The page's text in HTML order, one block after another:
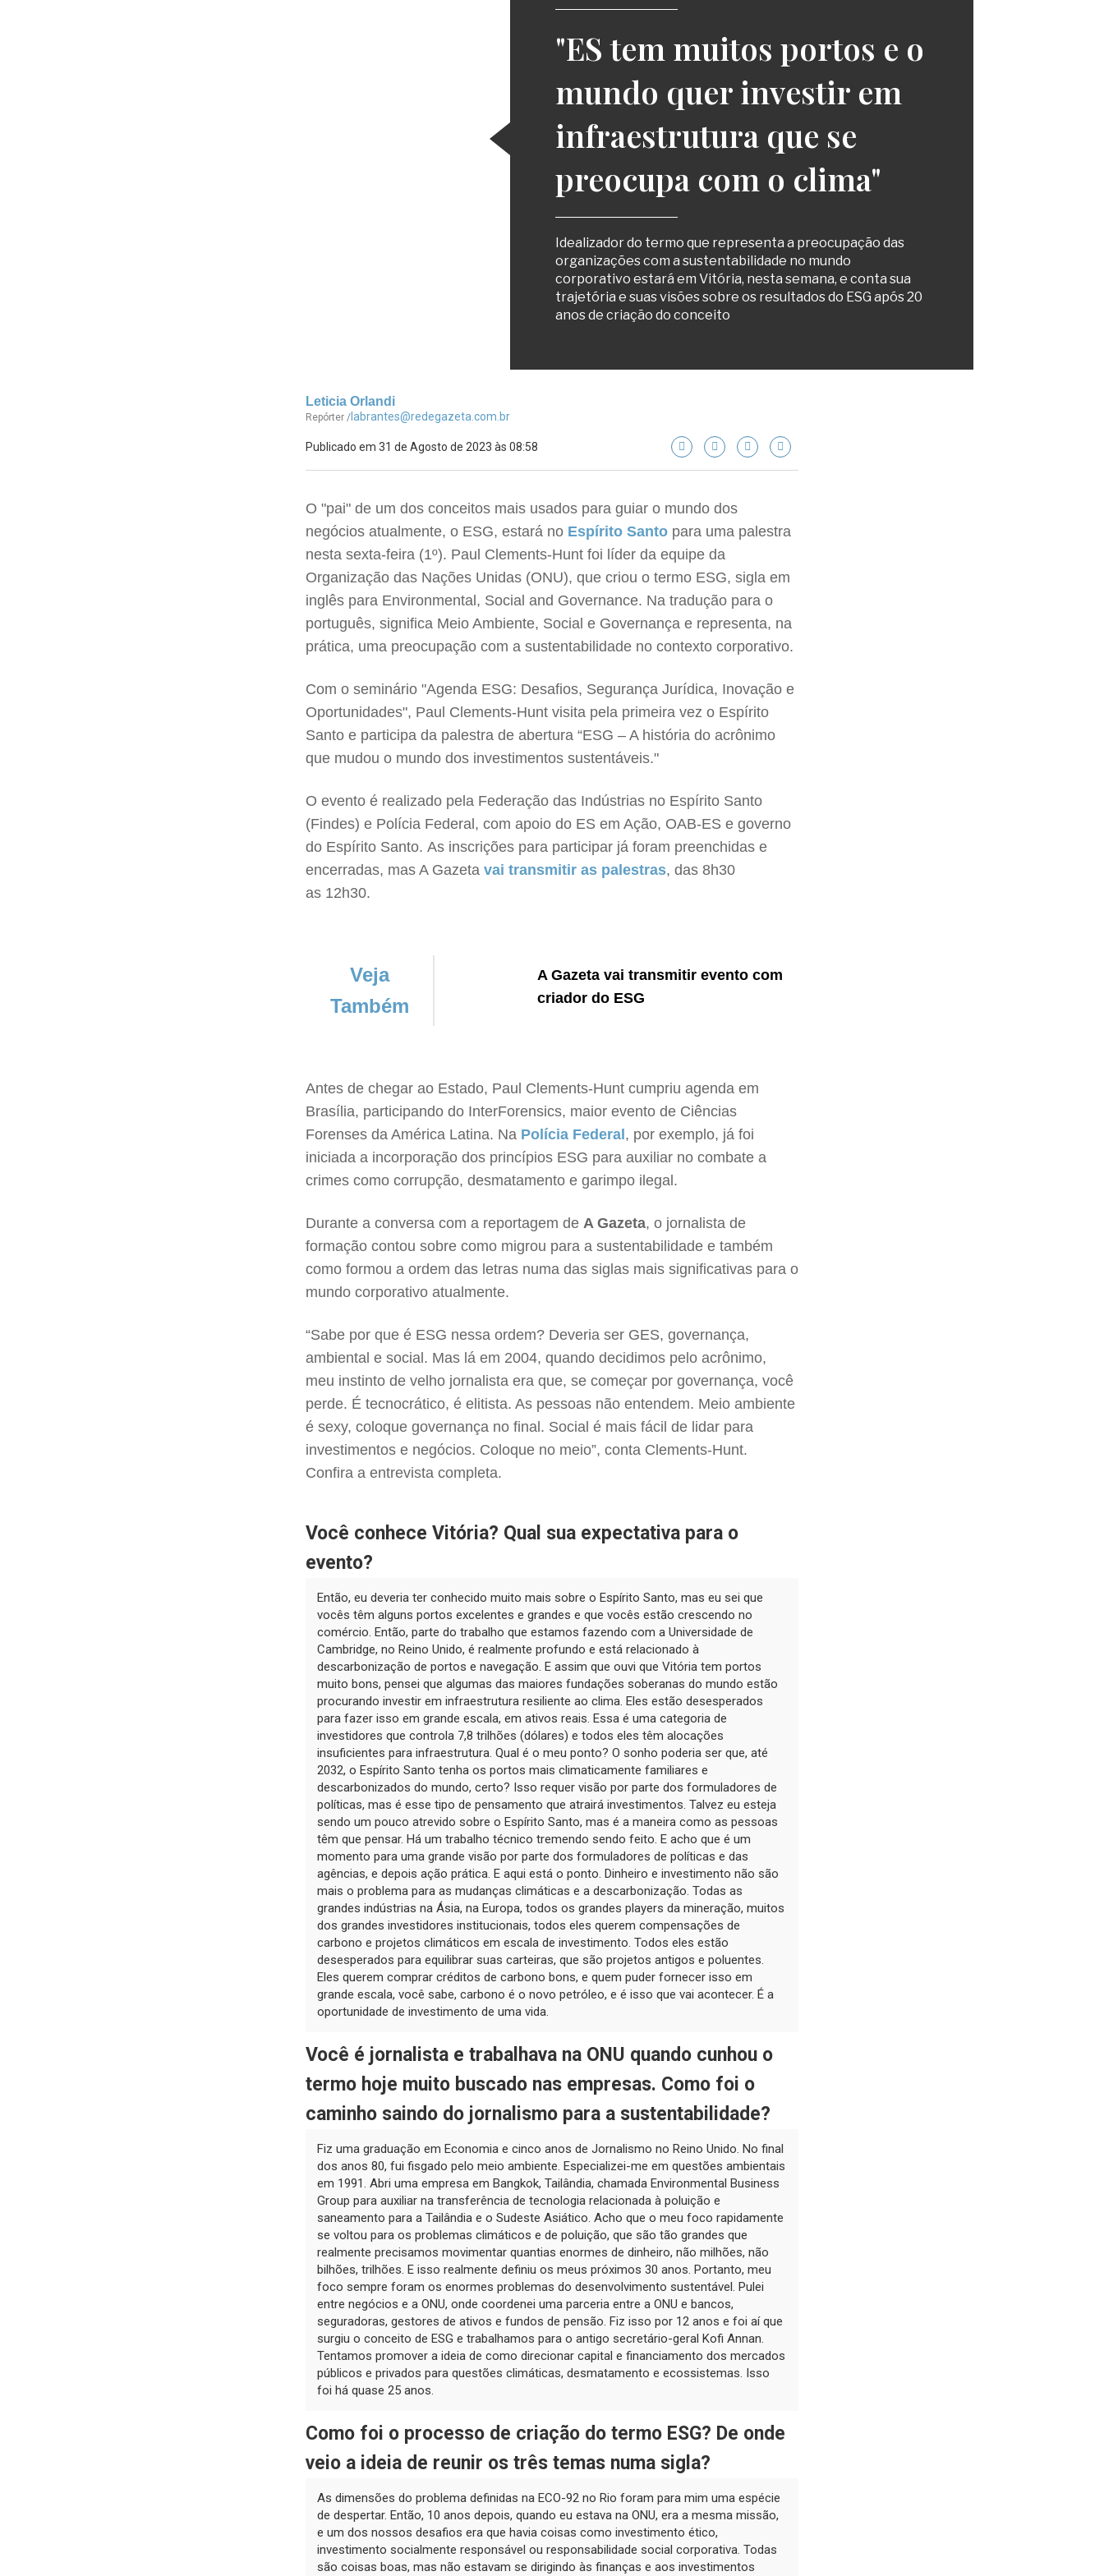
"ES tem muitos portos e o
mundo quer investir em
infraestrutura que se
preocupa com o clima"
Idealizador do termo que representa a preocupação das
organizações com a sustentabilidade no mundo
corporativo estará em Vitória, nesta semana, e conta sua
trajetória e suas visões sobre os resultados do ESG após 20
anos de criação do conceito
Leticia Orlandi
Repórter / labrantes@redegazeta.com.br
Publicado em 31 de Agosto de 2023 às 08:58
O "pai" de um dos conceitos mais usados para guiar o mundo dos
negócios atualmente, o ESG, estará no Espírito Santo para uma palestra
nesta sexta-feira (1º). Paul Clements-Hunt foi líder da equipe da
Organização das Nações Unidas (ONU), que criou o termo ESG, sigla em
inglês para Environmental, Social and Governance. Na tradução para o
português, significa Meio Ambiente, Social e Governança e representa, na
prática, uma preocupação com a sustentabilidade no contexto corporativo.
Com o seminário "Agenda ESG: Desafios, Segurança Jurídica, Inovação e
Oportunidades", Paul Clements-Hunt visita pela primeira vez o Espírito
Santo e participa da palestra de abertura “ESG – A história do acrônimo
que mudou o mundo dos investimentos sustentáveis."
O evento é realizado pela Federação das Indústrias no Espírito Santo
(Findes) e Polícia Federal, com apoio do ES em Ação, OAB-ES e governo
do Espírito Santo. As inscrições para participar já foram preenchidas e
encerradas, mas A Gazeta vai transmitir as palestras, das 8h30
as 12h30.
Veja
Também
A Gazeta vai transmitir evento com
criador do ESG
Antes de chegar ao Estado, Paul Clements-Hunt cumpriu agenda em
Brasília, participando do InterForensics, maior evento de Ciências
Forenses da América Latina. Na Polícia Federal , por exemplo, já foi
iniciada a incorporação dos princípios ESG para auxiliar no combate a
crimes como corrupção, desmatamento e garimpo ilegal.
Durante a conversa com a reportagem de A Gazeta, o jornalista de
formação contou sobre como migrou para a sustentabilidade e também
como formou a ordem das letras numa das siglas mais significativas para o
mundo corporativo atualmente.
“Sabe por que é ESG nessa ordem? Deveria ser GES, governança,
ambiental e social. Mas lá em 2004, quando decidimos pelo acrônimo,
meu instinto de velho jornalista era que, se começar por governança, você
perde. É tecnocrático, é elitista. As pessoas não entendem. Meio ambiente
é sexy, coloque governança no final. Social é mais fácil de lidar para
investimentos e negócios. Coloque no meio”, conta Clements-Hunt.
Confira a entrevista completa.
Você conhece Vitória? Qual sua expectativa para o
evento?
Então, eu deveria ter conhecido muito mais sobre o Espírito Santo, mas eu sei que
vocês têm alguns portos excelentes e grandes e que vocês estão crescendo no
comércio. Então, parte do trabalho que estamos fazendo com a Universidade de
Cambridge, no Reino Unido, é realmente profundo e está relacionado à
descarbonização de portos e navegação. E assim que ouvi que Vitória tem portos
muito bons, pensei que algumas das maiores fundações soberanas do mundo estão
procurando investir em infraestrutura resiliente ao clima. Eles estão desesperados
para fazer isso em grande escala, em ativos reais. Essa é uma categoria de
investidores que controla 7,8 trilhões (dólares) e todos eles têm alocações
insuficientes para infraestrutura. Qual é o meu ponto? O sonho poderia ser que, até
2032, o Espírito Santo tenha os portos mais climaticamente familiares e
descarbonizados do mundo, certo? Isso requer visão por parte dos formuladores de
políticas, mas é esse tipo de pensamento que atrairá investimentos. Talvez eu esteja
sendo um pouco atrevido sobre o Espírito Santo, mas é a maneira como as pessoas
têm que pensar. Há um trabalho técnico tremendo sendo feito. E acho que é um
momento para uma grande visão por parte dos formuladores de políticas e das
agências, e depois ação prática. E aqui está o ponto. Dinheiro e investimento não são
mais o problema para as mudanças climáticas e a descarbonização. Todas as
grandes indústrias na Ásia, na Europa, todos os grandes players da mineração, muitos
dos grandes investidores institucionais, todos eles querem compensações de
carbono e projetos climáticos em escala de investimento. Todos eles estão
desesperados para equilibrar suas carteiras, que são projetos antigos e poluentes.
Eles querem comprar créditos de carbono bons, e quem puder fornecer isso em
grande escala, você sabe, carbono é o novo petróleo, e é isso que vai acontecer. É a
oportunidade de investimento de uma vida.
Você é jornalista e trabalhava na ONU quando cunhou o
termo hoje muito buscado nas empresas. Como foi o
caminho saindo do jornalismo para a sustentabilidade?
Fiz uma graduação em Economia e cinco anos de Jornalismo no Reino Unido. No final
dos anos 80, fui fisgado pelo meio ambiente. Especializei-me em questões ambientais
em 1991. Abri uma empresa em Bangkok, Tailândia, chamada Environmental Business
Group para auxiliar na transferência de tecnologia relacionada à poluição e
saneamento para a Tailândia e o Sudeste Asiático. Acho que o meu foco rapidamente
se voltou para os problemas climáticos e de poluição, que são tão grandes que
realmente precisamos movimentar quantias enormes de dinheiro, não milhões, não
bilhões, trilhões. E isso realmente definiu os meus próximos 30 anos. Portanto, meu
foco sempre foram os enormes problemas do desenvolvimento sustentável. Pulei
entre negócios e a ONU, onde coordenei uma parceria entre a ONU e bancos,
seguradoras, gestores de ativos e fundos de pensão. Fiz isso por 12 anos e foi aí que
surgiu o conceito de ESG e trabalhamos para o antigo secretário-geral Kofi Annan.
Tentamos promover a ideia de como direcionar capital e financiamento dos mercados
públicos e privados para questões climáticas, desmatamento e ecossistemas. Isso
foi há quase 25 anos.
Como foi o processo de criação do termo ESG? De onde
veio a ideia de reunir os três temas numa sigla?
As dimensões do problema definidas na ECO-92 no Rio foram para mim uma espécie
de despertar. Então, 10 anos depois, quando eu estava na ONU, era a mesma missão,
e um dos nossos desafios era que havia coisas como investimento ético,
investimento socialmente responsável ou responsabilidade social corporativa. Todas
são coisas boas, mas não estavam se dirigindo às finanças e aos investimentos